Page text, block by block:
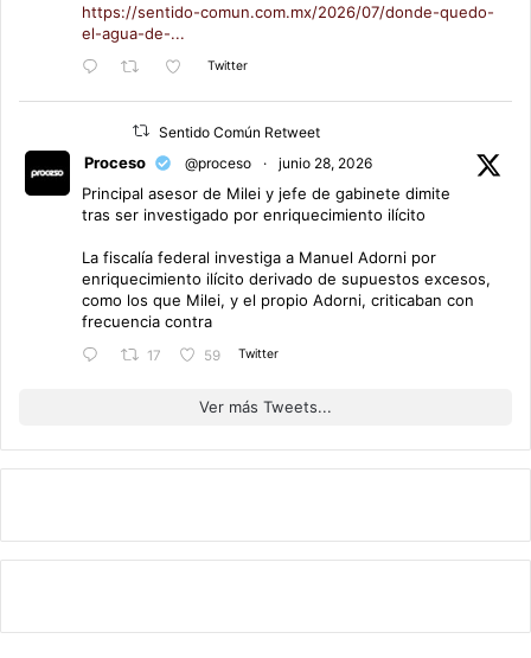
https://sentido-comun.com.mx/2026/07/donde-quedo-
el-agua-de-...
Twitter
Sentido Común Retweet
Proceso @proceso · junio 28, 2026
Principal asesor de Milei y jefe de gabinete dimite
tras ser investigado por enriquecimiento ilícito
La fiscalía federal investiga a Manuel Adorni por
enriquecimiento ilícito derivado de supuestos excesos,
como los que Milei, y el propio Adorni, criticaban con
frecuencia contra
17 59 Twitter
Ver más Tweets...